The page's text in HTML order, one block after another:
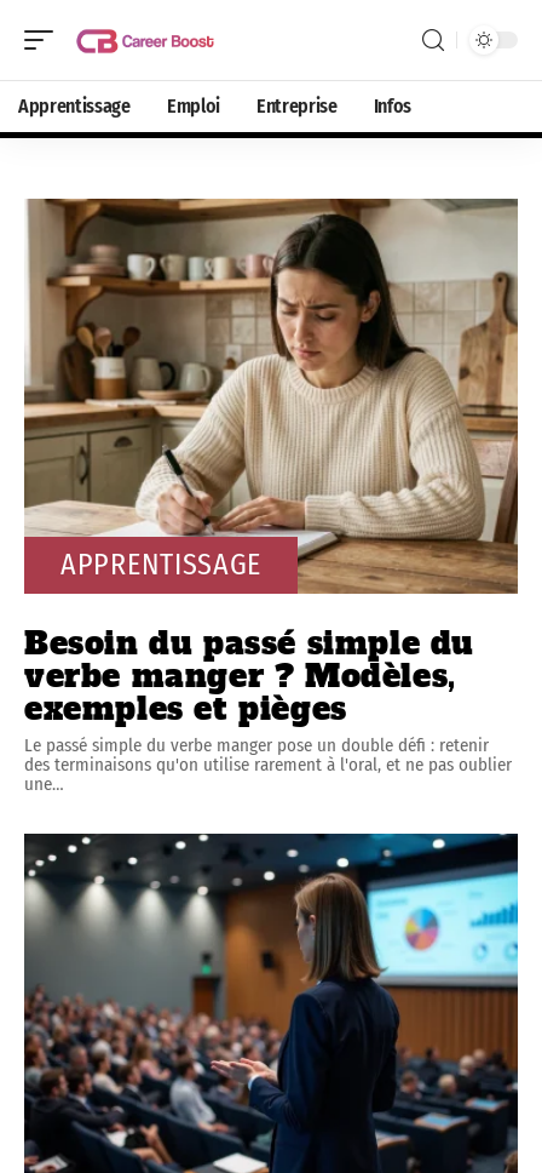
Apprentissage Emploi Entreprise Infos
APPRENTISSAGE
Besoin du passé simple du
verbe manger ? Modèles,
exemples et pièges
Le passé simple du verbe manger pose un double défi : retenir
des terminaisons qu'on utilise rarement à l'oral, et ne pas oublier
une…